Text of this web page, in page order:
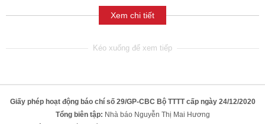
Xem chi tiết
Giấy phép hoạt động báo chí số 29/GP-CBC Bộ TTTT cấp ngày 24/12/2020
Tổng biên tập: Nhà báo Nguyễn Thị Mai Hương